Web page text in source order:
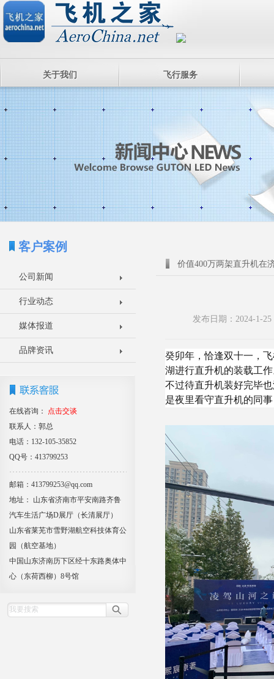
关于我们 飞行服务
客户案例
公司新闻
行业动态
媒体报道
品牌资讯
在线咨询：
点击交谈
联系人：郭总
电话：132-105-35852
QQ号：413799253
邮箱：413799253@qq.com
地址： 山东省济南市平安南路齐鲁
汽车生活广场D展厅（长清展厅）
山东省莱芜市雪野湖航空科技体育公
园（航空基地）
中国山东济南历下区经十东路奥体中
心（东荷西柳）8号馆
价值400万两架直升机在
发布日期：2024-1-
癸卯年，恰逢双十一，
湖进行直升机的装载工
不过待直升机装好完毕
是夜里看守直升机的同